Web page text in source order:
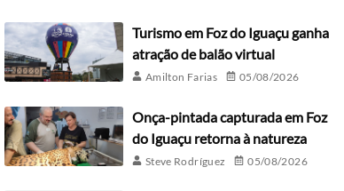
Turismo em Foz do Iguaçu ganha
atração de balão virtual
Amilton Farias 05/08/2026
Onça-pintada capturada em Foz
do Iguaçu retorna à natureza
Steve Rodríguez 05/08/2026